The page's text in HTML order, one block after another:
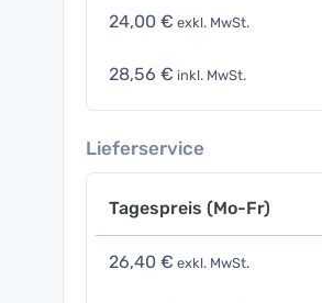
24,00 € exkl. MwSt.
28,56 € inkl. MwSt.
Lieferservice
Tagespreis (Mo-Fr)
26,40 € exkl. MwSt.